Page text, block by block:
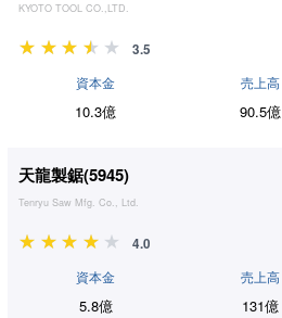
KYOTO TOOL CO.,LTD.
3.5
資本金
10.3億
売上高
90.5億
天龍製鋸(5945)
Tenryu Saw Mfg. Co., Ltd.
4.0
資本金
5.8億
売上高
131億